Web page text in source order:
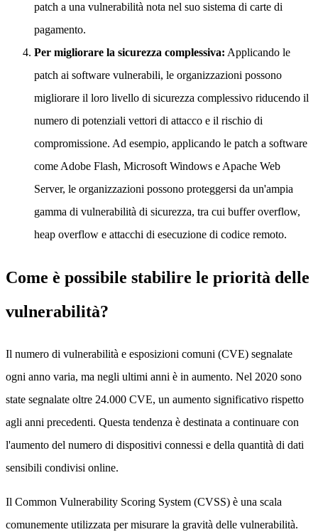
patch a una vulnerabilità nota nel suo sistema di carte di
pagamento.
Per migliorare la sicurezza complessiva: Applicando le
patch ai software vulnerabili, le organizzazioni possono
migliorare il loro livello di sicurezza complessivo riducendo il
numero di potenziali vettori di attacco e il rischio di
compromissione. Ad esempio, applicando le patch a software
come Adobe Flash, Microsoft Windows e Apache Web
Server, le organizzazioni possono proteggersi da un'ampia
gamma di vulnerabilità di sicurezza, tra cui buffer overflow,
heap overflow e attacchi di esecuzione di codice remoto.
Come è possibile stabilire le priorità delle
vulnerabilità?
Il numero di vulnerabilità e esposizioni comuni (CVE) segnalate
ogni anno varia, ma negli ultimi anni è in aumento. Nel 2020 sono
state segnalate oltre 24.000 CVE, un aumento significativo rispetto
agli anni precedenti. Questa tendenza è destinata a continuare con
l'aumento del numero di dispositivi connessi e della quantità di dati
sensibili condivisi online.
Il Common Vulnerability Scoring System (CVSS) è una scala
comunemente utilizzata per misurare la gravità delle vulnerabilità.